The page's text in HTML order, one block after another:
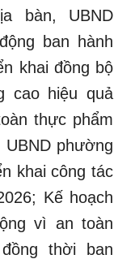
bàn, UBND
ban hành
khai đồng bộ
cao hiệu quả
thực phẩm
phường
khai công tác
Kế hoạch
vì an toàn
thời ban